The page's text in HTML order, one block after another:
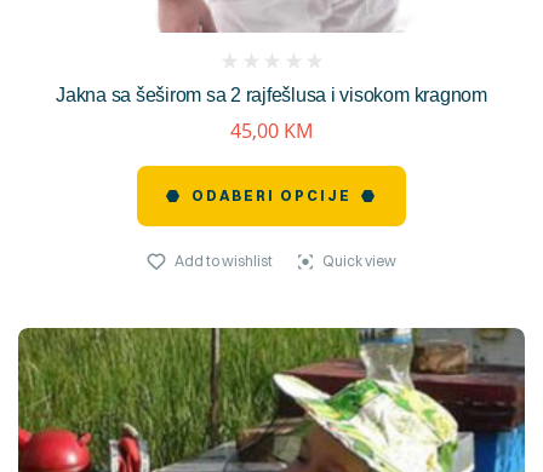
Jakna sa šeširom sa 2 rajfešlusa i visokom kragnom
reviews)
45,00 KM
ODABERI OPCIJE
Add to wishlist Quick view